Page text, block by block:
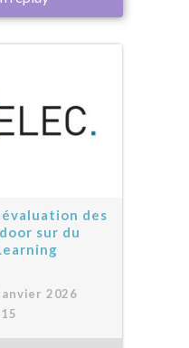
des
sur du
2026